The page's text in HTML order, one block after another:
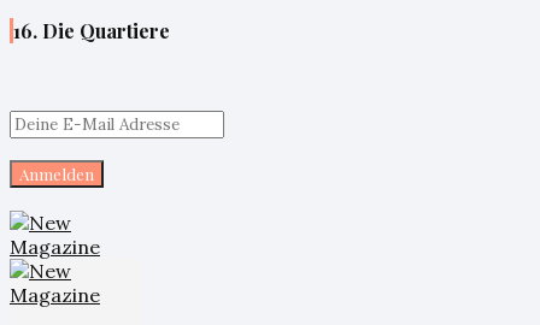
16. Die Quartiere